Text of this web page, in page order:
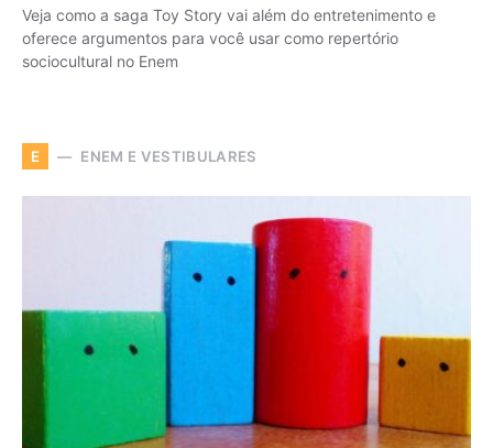
Veja como a saga Toy Story vai além do entretenimento e
oferece argumentos para você usar como repertório
sociocultural no Enem
E ENEM E VESTIBULARES